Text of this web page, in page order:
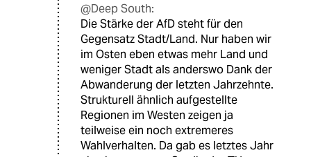
@Deep South:
Die Stärke der AfD steht für den
Gegensatz Stadt/Land. Nur haben wir
im Osten eben etwas mehr Land und
weniger Stadt als anderswo Dank der
Abwanderung der letzten Jahrzehnte.
Strukturell ähnlich aufgestellte
Regionen im Westen zeigen ja
teilweise ein noch extremeres
Wahlverhalten. Da gab es letztes Jahr